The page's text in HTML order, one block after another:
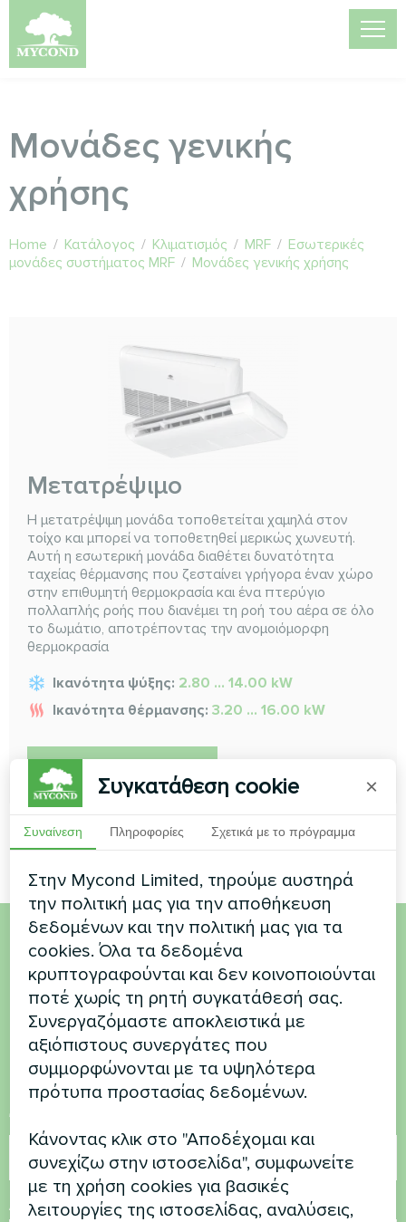
Μονάδες γενικής
χρήσης
Home / Κατάλογος / Κλιματισμός / MRF / Εσωτερικές
μονάδες συστήματος MRF / Μονάδες γενικής χρήσης
Μετατρέψιμο
Η μετατρέψιμη μονάδα τοποθετείται χαμηλά στον
τοίχο και μπορεί να τοποθετηθεί μερικώς χωνευτή.
Αυτή η εσωτερική μονάδα διαθέτει δυνατότητα
ταχείας θέρμανσης που ζεσταίνει γρήγορα έναν χώρο
στην επιθυμητή θερμοκρασία και ένα πτερύγιο
πολλαπλής ροής που διανέμει τη ροή του αέρα σε όλο
το δωμάτιο, αποτρέποντας την ανομοιόμορφη
θερμοκρασία
Ικανότητα ψύξης: 2.80 ... 14.00 kW
Ικανότητα θέρμανσης: 3.20 ... 16.00 kW
ΔΙΑΒΆΣΤΕ ΠΕΡΙΣΣΌΤΕΡΑ
Θέλετε να αγοράσετε ή
έχετε ερωτήσεις
Επικοινωνήστε μαζί μας και θα σας
βοηθήσουμε
Όνομα
Αριθμός τηλεφώνου
Συγκατάθεση cookie ×
Συναίνεση Πληροφορίες Σχετικά με το πρόγραμμα
Στην Mycond Limited, τηρούμε αυστηρά
την πολιτική μας για την αποθήκευση
δεδομένων και την πολιτική μας για τα
cookies. Όλα τα δεδομένα
κρυπτογραφούνται και δεν κοινοποιούνται
ποτέ χωρίς τη ρητή συγκατάθεσή σας.
Συνεργαζόμαστε αποκλειστικά με
αξιόπιστους συνεργάτες που
συμμορφώνονται με τα υψηλότερα
πρότυπα προστασίας δεδομένων.
Κάνοντας κλικ στο "Αποδέχομαι και
συνεχίζω στην ιστοσελίδα", συμφωνείτε
με τη χρήση cookies για βασικές
λειτουργίες της ιστοσελίδας, αναλύσεις,